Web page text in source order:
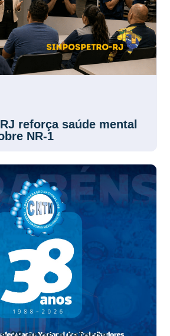
reforça saúde mental
NR-1